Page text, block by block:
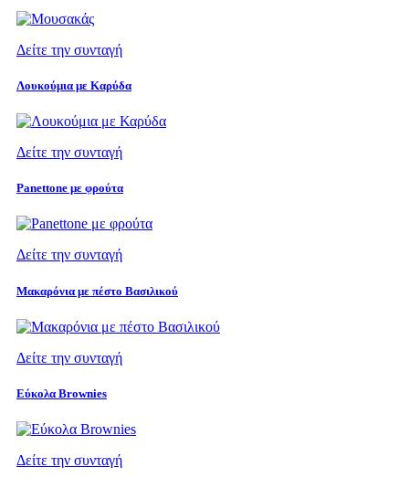
Δείτε την συνταγή
Λουκούμια με Καρύδα
Δείτε την συνταγή
Panettone με φρούτα
Δείτε την συνταγή
Μακαρόνια με πέστο Βασιλικού
Δείτε την συνταγή
Εύκολα Brownies
Δείτε την συνταγή